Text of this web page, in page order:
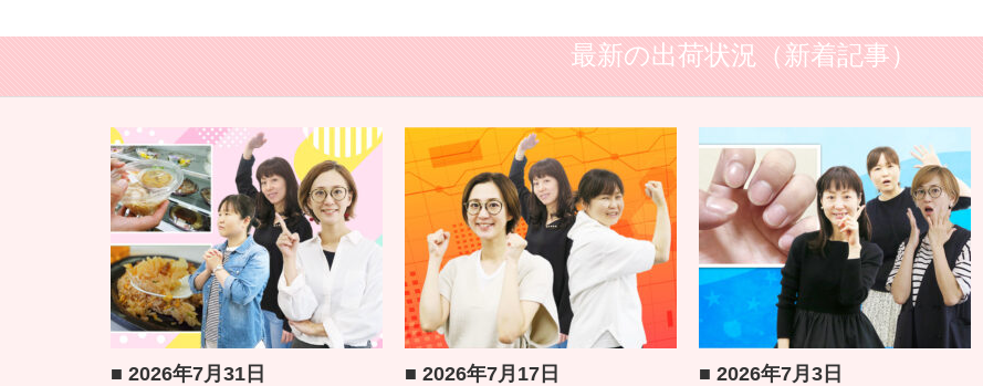
最新の出荷状況（新着記事）
■ 2026年7月31日 ■ 2026年7月17日 ■ 2026年7月3日